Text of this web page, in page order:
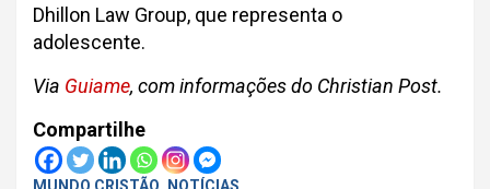
Dhillon Law Group, que representa o
adolescente.
Via Guiame, com informações do Christian Post.
Compartilhe